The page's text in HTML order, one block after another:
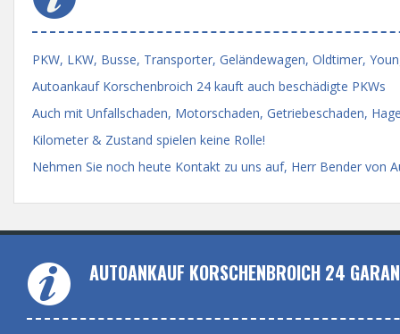
PKW, LKW, Busse, Transporter, Geländewagen, Oldtimer,
Autoankauf Korschenbroich 24 kauft auch beschädigte PKWs
Auch mit Unfallschaden, Motorschaden, Getriebeschaden,
Kilometer & Zustand spielen keine Rolle!
Nehmen Sie noch heute Kontakt zu uns auf, Herr Bender von
AUTOANKAUF KORSCHENBROICH 24